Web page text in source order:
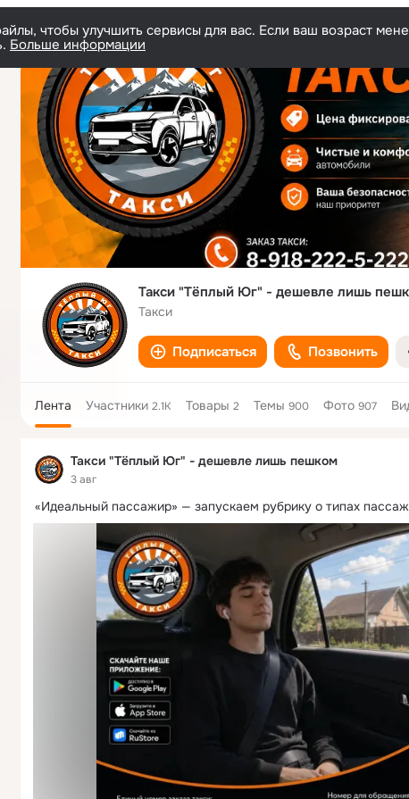
чтобы улучшить сервисы для вас. Если ваш возраст
Больше информации
Такси "Тёплый Юг" - дешевле лишь
Такси
Подписаться Позвонить
Лента Участники 2.1K Товары 2 Темы 900 Фото 907
Такси "Тёплый Юг" - дешевле лишь пешком
3 авг
«Идеальный пассажир» — запускаем рубрику о типах